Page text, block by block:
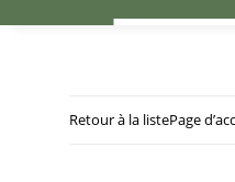
Retour à la listePage